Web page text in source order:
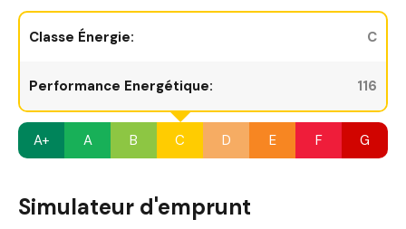
Classe Énergie: C
Performance Energétique: 116
A+ A B C D E F G
Simulateur d'emprunt